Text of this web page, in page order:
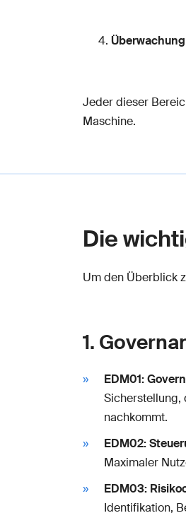
Jeder dieser
Maschine.
Die
Um den Überblick
1.
EDM01:
Sicherstellung,
nachkommt.
EDM02:
Maximaler
EDM03:
Identifikation,